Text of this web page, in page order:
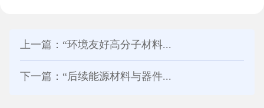
上一篇：“环境友好高分子材料...
下一篇：“后续能源材料与器件...